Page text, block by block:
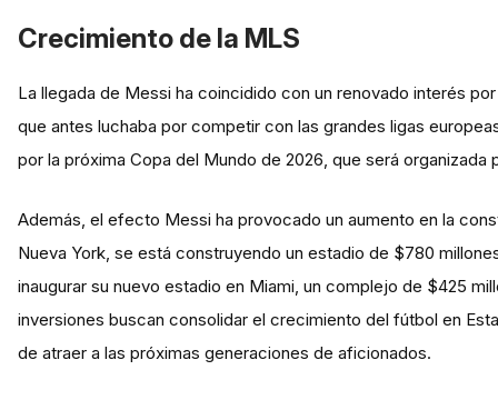
Crecimiento de la MLS
La llegada de Messi ha coincidido con un renovado interés
que antes luchaba por competir con las grandes ligas
por la próxima Copa del Mundo de 2026, que será organizada
Además, el efecto Messi ha provocado un aumento en la
Nueva York, se está construyendo un estadio de $780
inaugurar su nuevo estadio en Miami, un complejo de $425
inversiones buscan consolidar el crecimiento del fútbol en
de atraer a las próximas generaciones de aficionados.